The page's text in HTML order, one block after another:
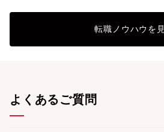
転職ノウハウを
よくあるご質問